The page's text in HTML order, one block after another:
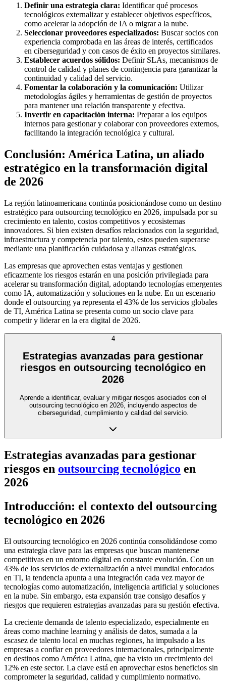
Definir una estrategia clara: Identificar qué procesos
tecnológicos externalizar y establecer objetivos específicos,
como acelerar la adopción de IA o migrar a la nube.
Seleccionar proveedores especializados: Buscar socios con
experiencia comprobada en las áreas de interés, certificados
en ciberseguridad y con casos de éxito en proyectos similares.
Establecer acuerdos sólidos: Definir SLAs, mecanismos de
control de calidad y planes de contingencia para garantizar la
continuidad y calidad del servicio.
Fomentar la colaboración y la comunicación: Utilizar
metodologías ágiles y herramientas de gestión de proyectos
para mantener una relación transparente y efectiva.
Invertir en capacitación interna: Preparar a los equipos
internos para gestionar y colaborar con proveedores externos,
facilitando la integración tecnológica y cultural.
Conclusión: América Latina, un aliado
estratégico en la transformación digital
de 2026
La región latinoamericana continúa posicionándose como un destino
estratégico para outsourcing tecnológico en 2026, impulsada por su
crecimiento en talento, costos competitivos y ecosistemas
innovadores. Si bien existen desafíos relacionados con la seguridad,
infraestructura y competencia por talento, estos pueden superarse
mediante una planificación cuidadosa y alianzas estratégicas.
Las empresas que aprovechen estas ventajas y gestionen
eficazmente los riesgos estarán en una posición privilegiada para
acelerar su transformación digital, adoptando tecnologías emergentes
como IA, automatización y soluciones en la nube. En un escenario
donde el outsourcing ya representa el 43% de los servicios globales
de TI, América Latina se presenta como un socio clave para
competir y liderar en la era digital de 2026.
4
Estrategias avanzadas para gestionar
riesgos en outsourcing tecnológico en
2026
Aprende a identificar, evaluar y mitigar riesgos asociados con el
outsourcing tecnológico en 2026, incluyendo aspectos de
ciberseguridad, cumplimiento y calidad del servicio.
Estrategias avanzadas para gestionar
riesgos en outsourcing tecnológico en
2026
Introducción: el contexto del outsourcing
tecnológico en 2026
El outsourcing tecnológico en 2026 continúa consolidándose como
una estrategia clave para las empresas que buscan mantenerse
competitivas en un entorno digital en constante evolución. Con un
43% de los servicios de externalización a nivel mundial enfocados
en TI, la tendencia apunta a una integración cada vez mayor de
tecnologías como automatización, inteligencia artificial y soluciones
en la nube. Sin embargo, esta expansión trae consigo desafíos y
riesgos que requieren estrategias avanzadas para su gestión efectiva.
La creciente demanda de talento especializado, especialmente en
áreas como machine learning y análisis de datos, sumada a la
escasez de talento local en muchas regiones, ha impulsado a las
empresas a confiar en proveedores internacionales, principalmente
en destinos como América Latina, que ha visto un crecimiento del
12% en este sector. La clave está en aprovechar estos beneficios sin
comprometer la seguridad, calidad y cumplimiento normativo.